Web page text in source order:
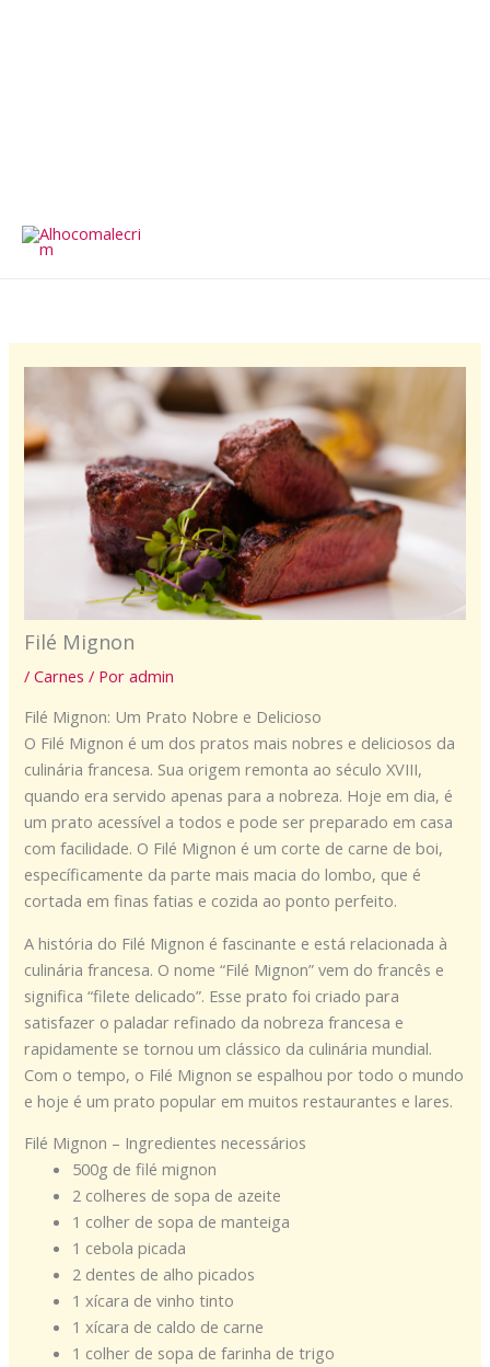
Filé Mignon
/Carnes / Poradmin
Filé Mignon: Um Prato Nobre e Delicioso
O Filé Mignon é um dos pratos mais nobres e deliciosos da
culinária francesa. Sua origem remonta ao século XVIII,
quando era servido apenas para a nobreza. Hoje em dia, é
um prato acessível a todos e pode ser preparado em casa
com facilidade. O Filé Mignon é um corte de carne de boi,
específicamente da parte mais macia do lombo, que é
cortada em finas fatias e cozida ao ponto perfeito.
A história do Filé Mignon é fascinante e está relacionada à
culinária francesa. O nome “Filé Mignon” vem do francês e
significa “filete delicado”. Esse prato foi criado para
satisfazer o paladar refinado da nobreza francesa e
rapidamente se tornou um clássico da culinária mundial.
Com o tempo, o Filé Mignon se espalhou por todo o mundo
e hoje é um prato popular em muitos restaurantes e lares.
Filé Mignon – Ingredientes necessários
500g de filé mignon
2 colheres de sopa de azeite
1 colher de sopa de manteiga
1 cebola picada
2 dentes de alho picados
1 xícara de vinho tinto
1 xícara de caldo de carne
1 colher de sopa de farinha de trigo